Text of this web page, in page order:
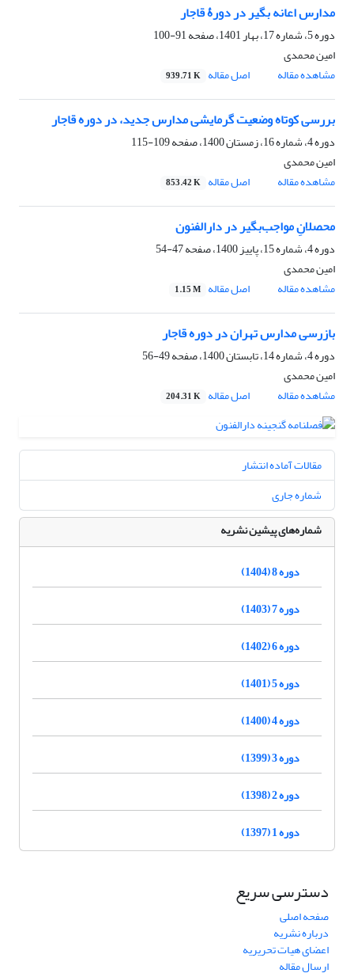
مدارس اعانه بگیر در دورۀ قاجار
دوره 5، شماره 17، بهار 1401، صفحه
91-100
امین محمدی
مشاهده مقاله
اصل مقاله 939.71 K
بررسی کوتاه وضعیت گرمایشی مدارس جدید، در دوره قاجار
دوره 4، شماره 16، زمستان 1400، صفحه
109-115
امین محمدی
مشاهده مقاله
اصل مقاله 853.42 K
محصلانِ مواجب‌بگیر در دارالفنون
دوره 4، شماره 15، پاییز 1400، صفحه
47-54
امین محمدی
مشاهده مقاله
اصل مقاله 1.15 M
بازرسی مدارس تهران در دوره قاجار
دوره 4، شماره 14، تابستان 1400، صفحه
49-56
امین محمدی
مشاهده مقاله
اصل مقاله 204.31 K
مقالات آماده انتشار
شماره جاری
شماره‌های پیشین نشریه
دوره 8 (1404)
دوره 7 (1403)
دوره 6 (1402)
دوره 5 (1401)
دوره 4 (1400)
دوره 3 (1399)
دوره 2 (1398)
دوره 1 (1397)
دسترسی سریع
صفحه اصلی
درباره نشریه
اعضای هیات تحریریه
ارسال مقاله